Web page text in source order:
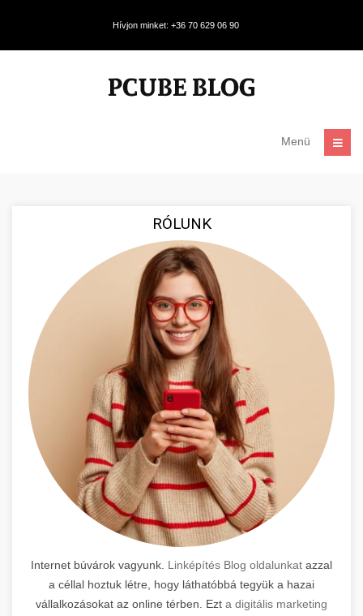
Hívjon minket: +36 70 629 06 90
Menü
RÓLUNK
Internet búvárok vagyunk. Linképítés Blog oldalunkat azzal
a céllal hoztuk létre, hogy láthatóbbá tegyük a hazai
vállalkozásokat az online térben. Ezt a digitális marketing